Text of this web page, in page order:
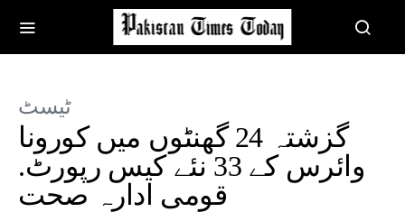
ٹیسٹ
گزشتہ 24 گھنٹوں میں کورونا
وائرس کے 33 نئے کیس رپورٹ.
قومی ادارہ صحت